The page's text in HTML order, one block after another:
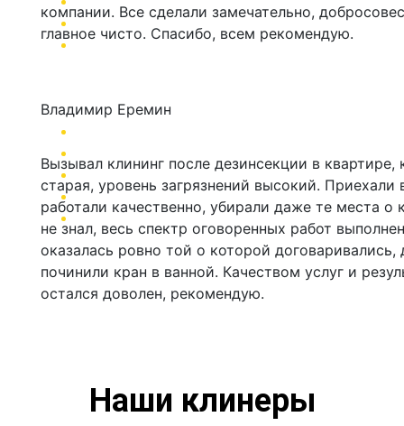
компании. Все сделали замечательно,
главное чисто. Спасибо, всем рекомендую.
Вызывал клининг после дезинсекции в квартире,
старая, уровень загрязнений высокий. Приехали
работали качественно, убирали даже те места о
не знал, весь спектр оговоренных работ
оказалась ровно той о которой договаривались,
починили кран в ванной. Качеством услуг и
остался доволен, рекомендую.
Владимир Еремин
Наши клинеры